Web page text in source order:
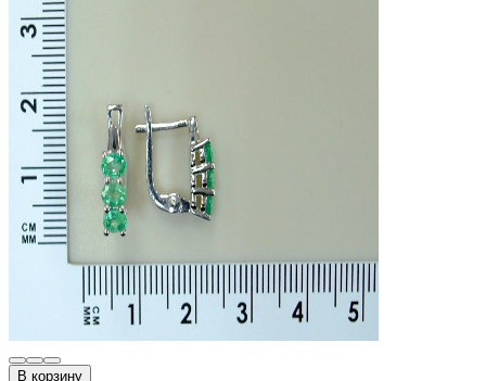
В корзину